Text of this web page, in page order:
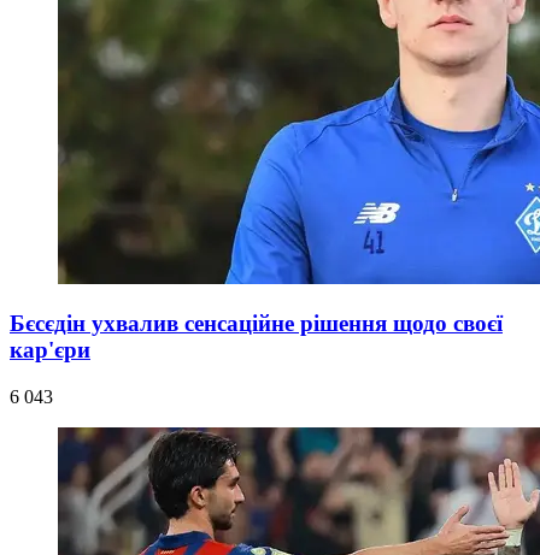
Бєсєдін ухвалив сенсаційне рішення щодо своєї
кар'єри
6 043